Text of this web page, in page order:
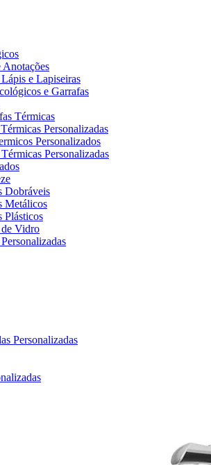
e Lapiseiras
e Garrafas
Térmicas
Personalizadas
Personalizados
Personalizadas
Dobráveis
Metálicos
Plásticos
Vidro
Personalizadas